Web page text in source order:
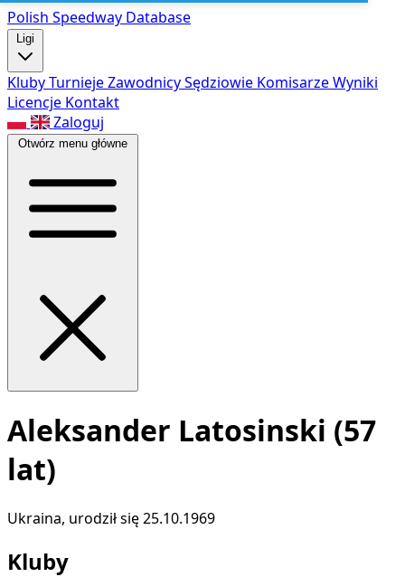
Polish Speedway Database
Ligi
KlubyTurniejeZawodnicySędziowie KomisarzeWyniki
Licencje Kontakt
Zaloguj
Otwórz menu główne
Aleksander Latosinski (57
lat)
Ukraina, urodził się 25.10.1969
Kluby